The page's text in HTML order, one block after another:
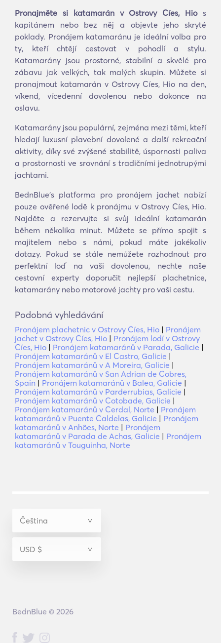
Pronajměte si katamarán v Ostrovy Cíes, Hios
kapitánem nebo bez něj a objevte jeho skryté
poklady. Pronájem katamaránu je ideální volba pro
ty, kteří chtějí cestovat v pohodlí a stylu.
Katamarány jsou prostorné, stabilní a skvělé pro
zábavu jak velkých, tak malých skupin. Můžete si
pronajmout katamarán v Ostrovy Cíes, Hio na den,
víkend, vícedenní dovolenou nebo dokonce na
oslavu.
Katamarány jsou populární, zejména mezi těmi, kteří
hledají luxusní plavební dovolené a další rekreační
aktivity, díky své zvýšené stabilitě, úspornosti paliva
a prostornosti ve srovnání s tradičními jednotrupými
jachtami.
BednBlue's platforma pro pronájem jachet nabízí
pouze ověřené lodě k pronájmu v Ostrovy Cíes, Hio.
Najděte a rezervujte si svůj ideální katamarán
během několika minut. Můžete se přímo spojit s
majitelem nebo s námi, pokud máte jakékoliv
dotazy. Pokud se stále nemůžete rozhodnout pro
perfektní loď na vaši dovolenou, nechte naše
cestovní experty doporučit nejlepší plachetnice,
katamarány nebo motorové jachty pro vaši cestu.
Podobná vyhledávání
Pronájem plachetnic v Ostrovy Cíes, Hio | Pronájem
jachet v Ostrovy Cíes, Hio | Pronájem lodí v Ostrovy
Cíes, Hio | Pronájem katamaránů v Parada, Galicie |
Pronájem katamaránů v El Castro, Galicie |
Pronájem katamaránů v A Moreira, Galicie |
Pronájem katamaránů v San Adrian de Cobres,
Spain | Pronájem katamaránů v Balea, Galicie |
Pronájem katamaránů v Parderrubias, Galicie |
Pronájem katamaránů v Cotobade, Galicie |
Pronájem katamaránů v Cerdal, Norte | Pronájem
katamaránů v Puente Caldelas, Galicie | Pronájem
katamaránů v Anhões, Norte | Pronájem
katamaránů v Parada de Achas, Galicie | Pronájem
katamaránů v Touguinha, Norte
BednBlue © 2026